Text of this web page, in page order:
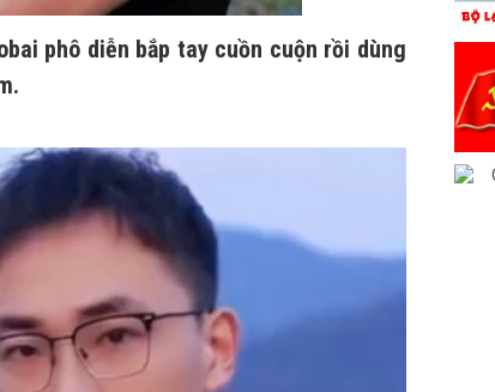
phô diễn bắp tay cuồn cuộn rồi dùng